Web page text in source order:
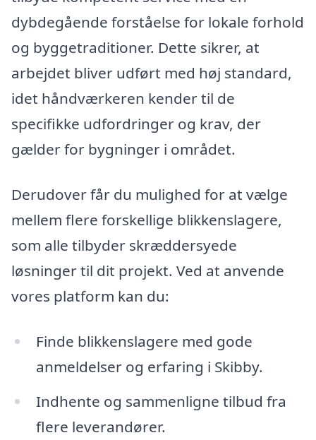
dybdegående forståelse for lokale forhold
og byggetraditioner. Dette sikrer, at
arbejdet bliver udført med høj standard,
idet håndværkeren kender til de
specifikke udfordringer og krav, der
gælder for bygninger i området.
Derudover får du mulighed for at vælge
mellem flere forskellige blikkenslagere,
som alle tilbyder skræddersyede
løsninger til dit projekt. Ved at anvende
vores platform kan du:
Finde blikkenslagere med gode
anmeldelser og erfaring i Skibby.
Indhente og sammenligne tilbud fra
flere leverandører.